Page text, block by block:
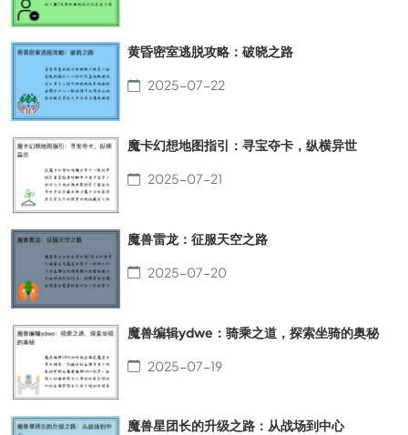
黄昏密室逃脱攻略：破晓之路
2025-07-22
魔卡幻想地图指引：寻宝夺卡，纵横异世
2025-07-21
魔兽雷龙：征服天空之路
2025-07-20
魔兽编辑ydwe：骑乘之道，探索坐骑的奥秘
2025-07-19
魔兽星团长的升级之路：从战场到中心